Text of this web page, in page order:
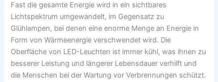
Fast die gesamte Energie wird in ein sichtbares
Lichtspektrum umgewandelt, im Gegensatz zu
Glühlampen, bei denen eine enorme Menge an Energie in
Form von Wärmeenergie verschwendet wird. Die
Oberfläche von LED-Leuchten ist immer kühl, was ihnen zu
besserer Leistung und längerer Lebensdauer verhilft und
die Menschen bei der Wartung vor Verbrennungen schützt.